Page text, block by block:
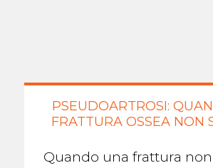
PSEUDOARTROSI:
FRATTURA OSSEA NON
Quando una frattura